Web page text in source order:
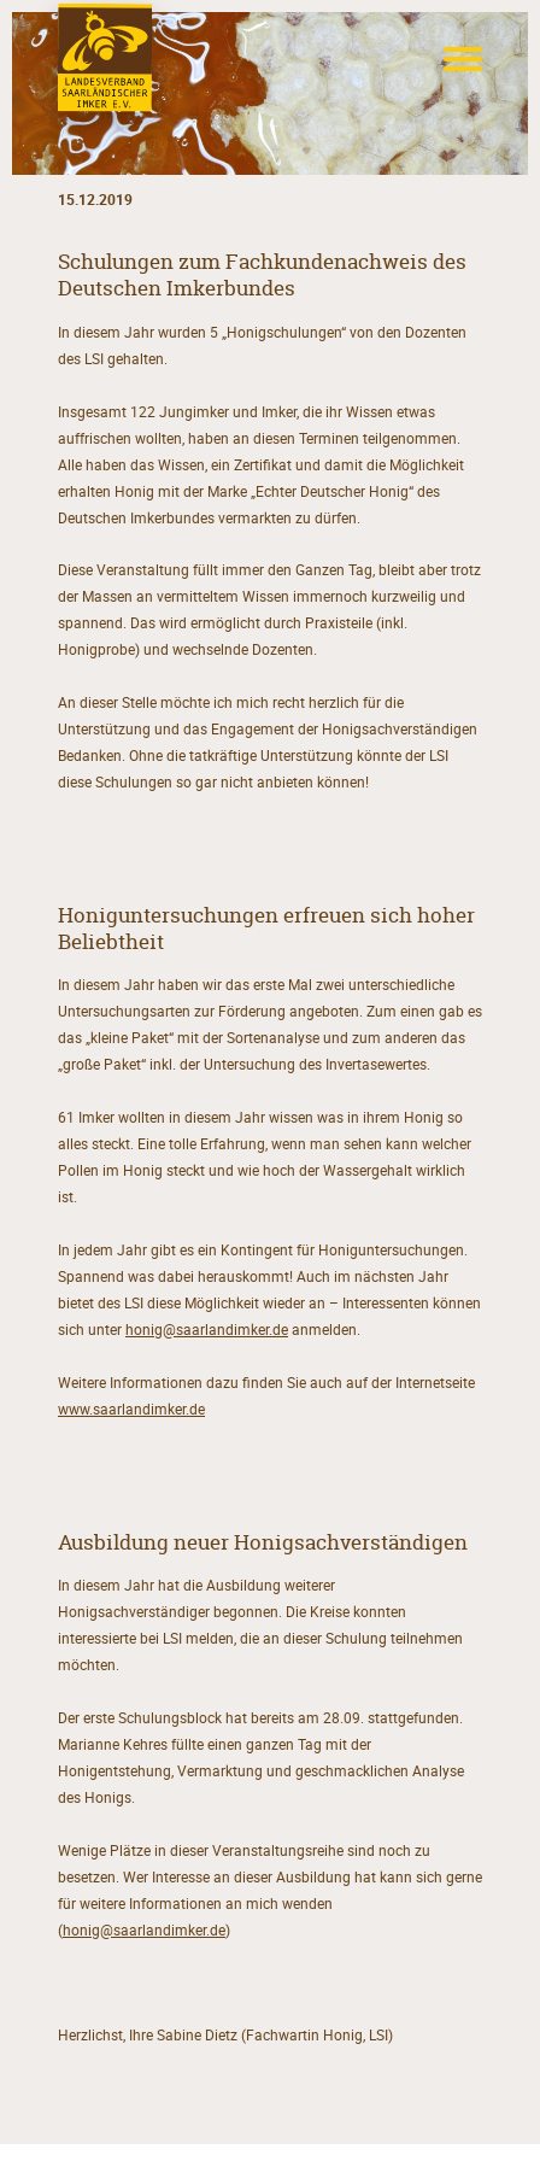
15.12.2019
Schulungen zum Fachkundenachweis des
Deutschen Imkerbundes
In diesem Jahr wurden 5 „Honigschulungen“ von den Dozenten
des LSI gehalten.
Insgesamt 122 Jungimker und Imker, die ihr Wissen etwas
auffrischen wollten, haben an diesen Terminen teilgenommen.
Alle haben das Wissen, ein Zertifikat und damit die Möglichkeit
erhalten Honig mit der Marke „Echter Deutscher Honig“ des
Deutschen Imkerbundes vermarkten zu dürfen.
Diese Veranstaltung füllt immer den Ganzen Tag, bleibt aber trotz
der Massen an vermitteltem Wissen immernoch kurzweilig und
spannend. Das wird ermöglicht durch Praxisteile (inkl.
Honigprobe) und wechselnde Dozenten.
An dieser Stelle möchte ich mich recht herzlich für die
Unterstützung und das Engagement der Honigsachverständigen
Bedanken. Ohne die tatkräftige Unterstützung könnte der LSI
diese Schulungen so gar nicht anbieten können!
Honiguntersuchungen erfreuen sich hoher
Beliebtheit
In diesem Jahr haben wir das erste Mal zwei unterschiedliche
Untersuchungsarten zur Förderung angeboten. Zum einen gab es
das „kleine Paket“ mit der Sortenanalyse und zum anderen das
„große Paket“ inkl. der Untersuchung des Invertasewertes.
61 Imker wollten in diesem Jahr wissen was in ihrem Honig so
alles steckt. Eine tolle Erfahrung, wenn man sehen kann welcher
Pollen im Honig steckt und wie hoch der Wassergehalt wirklich
ist.
In jedem Jahr gibt es ein Kontingent für Honiguntersuchungen.
Spannend was dabei herauskommt! Auch im nächsten Jahr
bietet des LSI diese Möglichkeit wieder an – Interessenten können
sich unterhonig@saarlandimker.deanmelden.
Weitere Informationen dazu finden Sie auch auf der Internetseite
www.saarlandimker.de
Ausbildung neuer Honigsachverständigen
In diesem Jahr hat die Ausbildung weiterer
Honigsachverständiger begonnen. Die Kreise konnten
interessierte bei LSI melden, die an dieser Schulung teilnehmen
möchten.
Der erste Schulungsblock hat bereits am 28.09. stattgefunden.
Marianne Kehres füllte einen ganzen Tag mit der
Honigentstehung, Vermarktung und geschmacklichen Analyse
des Honigs.
Wenige Plätze in dieser Veranstaltungsreihe sind noch zu
besetzen. Wer Interesse an dieser Ausbildung hat kann sich gerne
für weitere Informationen an mich wenden
(honig@saarlandimker.de)
Herzlichst, Ihre Sabine Dietz (Fachwartin Honig, LSI)